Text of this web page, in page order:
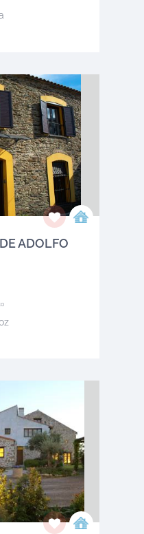
ADOLFO